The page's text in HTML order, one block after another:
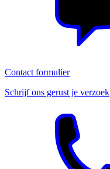
Contact formulier
Schrijf ons gerust je verzoek